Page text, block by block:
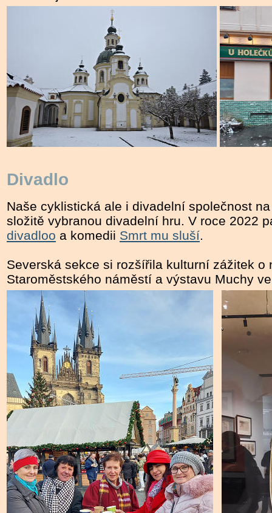
Divadlo
Naše cyklistická ale i divadelní společnost
složitě vybranou divadelní hru. V roce 2022
divadloo a komedii Smrt mu sluší.
Severská sekce si rozšířila kulturní zážitek o
Staroměstského náměstí a výstavu Muchy